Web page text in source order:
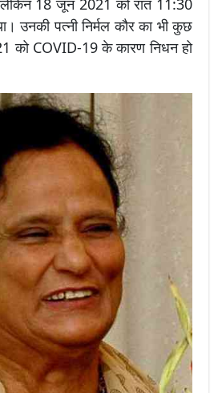
उनकी पत्नी निर्मल कौर का भी कुछ
को COVID-19 के कारण निधन हो